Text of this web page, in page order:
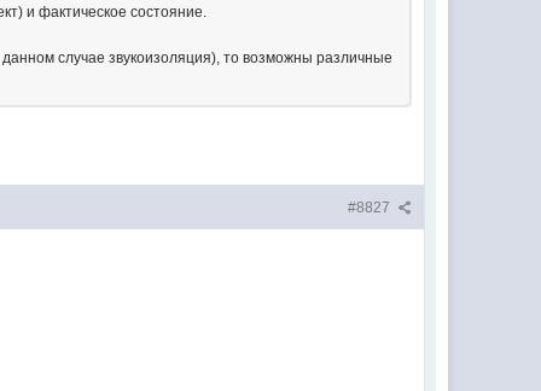
и фактическое состояние.
данном случае звукоизоляция), то возможны различные
#8827